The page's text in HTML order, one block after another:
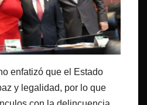
enfatizó que el Estado
y legalidad, por lo que